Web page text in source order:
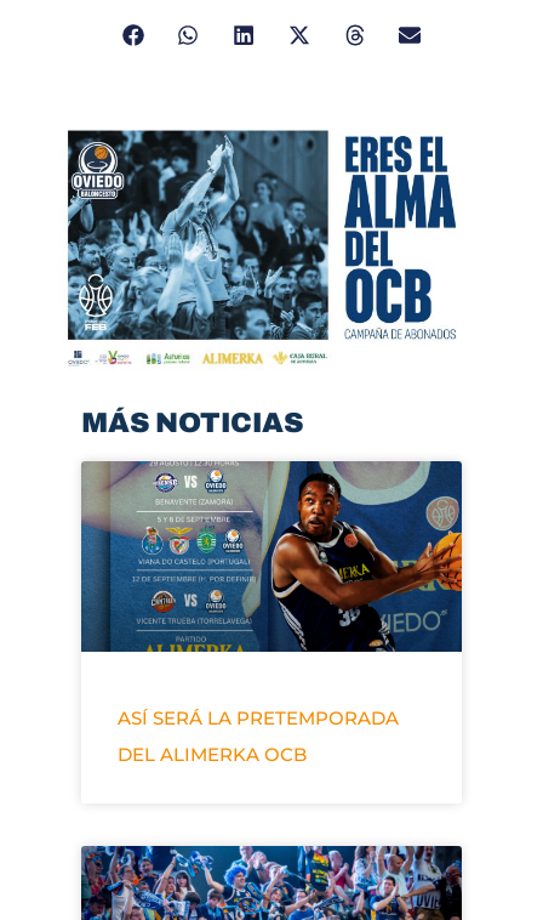
MÁS NOTICIAS
ASÍ SERÁ LA PRETEMPORADA
DEL ALIMERKA OCB